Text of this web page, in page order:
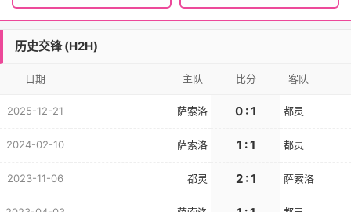
历史交锋 (H2H)
日期 主队 比分 客队
2025-12-21 萨索洛 0 : 1 都灵
2024-02-10 萨索洛 1 : 1 都灵
2023-11-06 都灵 2 : 1 萨索洛